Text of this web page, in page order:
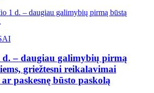
– daugiau galimybių pirmą
griežtesni reikalavimai
paskesnę būsto paskolą